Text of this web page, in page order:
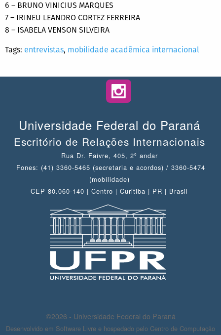
6 – BRUNO VINICIUS MARQUES
7 – IRINEU LEANDRO CORTEZ FERREIRA
8 – ISABELA VENSON SILVEIRA
Tags: entrevistas, mobilidade acadêmica internacional
Universidade Federal do Paraná
Escritório de Relações Internacionais
Rua Dr. Faivre, 405, 2º andar
Fones: (41) 3360-5465 (secretaria e acordos) / 3360-5474
(mobilidade)
CEP 80.060-140 | Centro | Curitiba | PR | Brasil
©2026 - Universidade Federal do Paraná
Desenvolvido em Software Livre e hospedado pelo Centro de Computação